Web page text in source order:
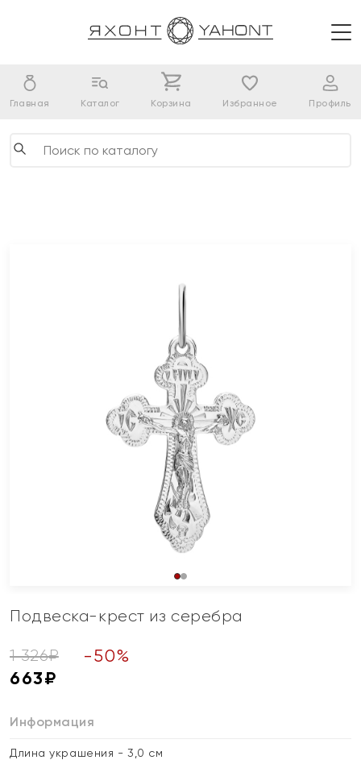
Главная Каталог Корзина Избранное Профиль
Подвеска-крест из серебра
1 326₽ -50%
663₽
Информация
Длина украшения - 3,0 см